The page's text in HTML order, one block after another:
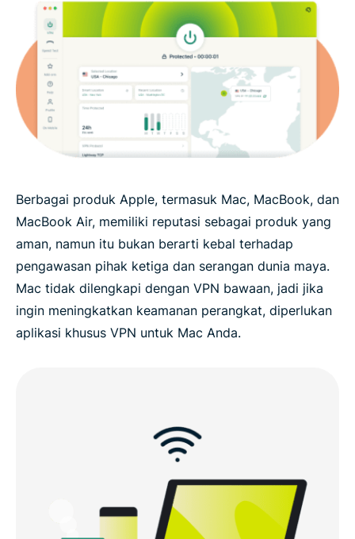
Berbagai produk Apple, termasuk Mac, MacBook, dan
MacBook Air, memiliki reputasi sebagai produk yang
aman, namun itu bukan berarti kebal terhadap
pengawasan pihak ketiga dan serangan dunia maya.
Mac tidak dilengkapi dengan VPN bawaan, jadi jika
ingin meningkatkan keamanan perangkat, diperlukan
aplikasi khusus VPN untuk Mac Anda.